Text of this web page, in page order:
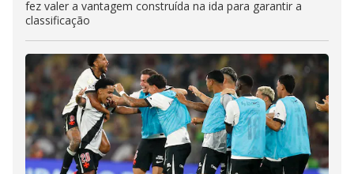
fez valer a vantagem construída na ida para garantir a
classificação